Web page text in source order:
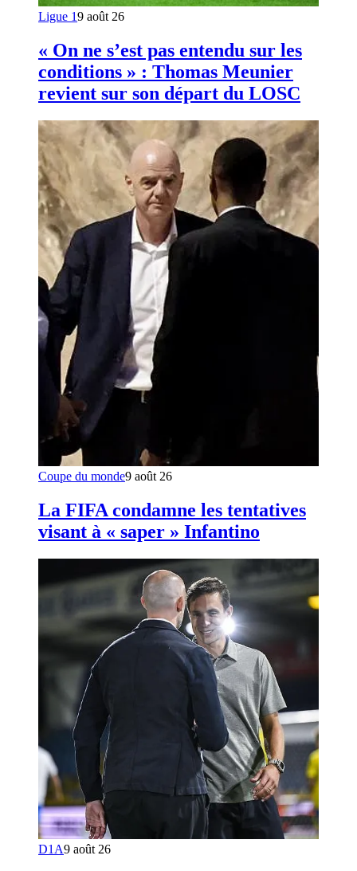
Ligue 19 août 26
« On ne s’est pas entendu sur les
conditions » : Thomas Meunier
revient sur son départ du LOSC
Coupe du monde9 août 26
La FIFA condamne les tentatives
visant à « saper » Infantino
D1A9 août 26